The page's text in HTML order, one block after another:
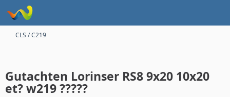
CLS / C219
Gutachten Lorinser RS8 9x20 10x20
et? w219 ?????